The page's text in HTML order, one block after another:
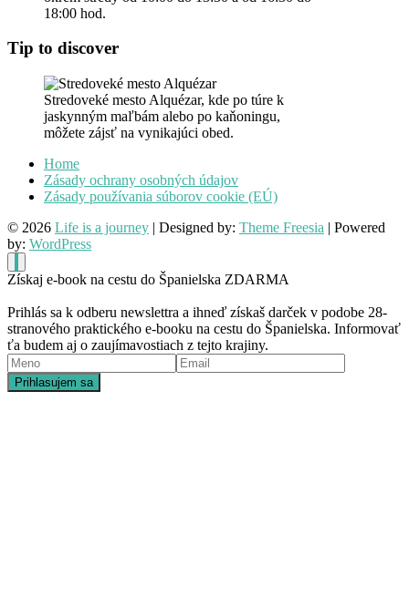
18:00 hod.
Tip to discover
Stredoveké mesto Alquézar, kde po túre k
jaskynným maľbám alebo po kaňoningu,
môžete zájsť na vynikajúci obed.
Home
Zásady ochrany osobných údajov
Zásady používania súborov cookie (EÚ)
© 2026 Life is a journey | Designed by: Theme Freesia | Powered
by: WordPress
Získaj e-book na cestu do Španielska ZDARMA
Prihlás sa k odberu newslettra a ihneď získaš darček v podobe 28-
stranového praktického e-booku na cestu do Španielska. Informovať
ťa budem aj o zaujímavostiach z tejto krajiny.